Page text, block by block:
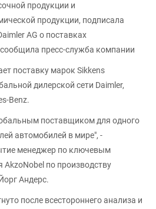
продукции и
продукции, подписала
AG о поставках
пресс-служба компании
поставку марок Sikkens
дилерской сети Daimler,
Benz.
поставщиком для одного
автомобилей в мире", -
менеджер по ключевым
AkzoNobel по производству
Андерс.
после всестороннего анализа и